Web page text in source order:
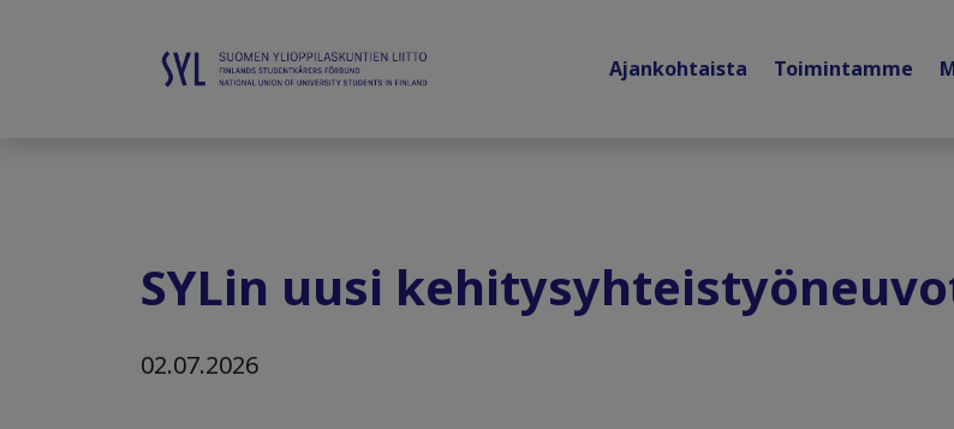
Ajankohtaista Toimintamme
SYLin uusi
02.07.2026